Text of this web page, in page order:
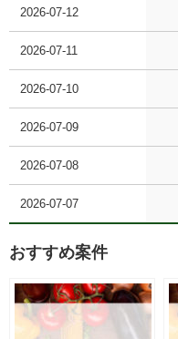
2026-07-12
2026-07-11
2026-07-10
2026-07-09
2026-07-08
2026-07-07
おすすめ案件